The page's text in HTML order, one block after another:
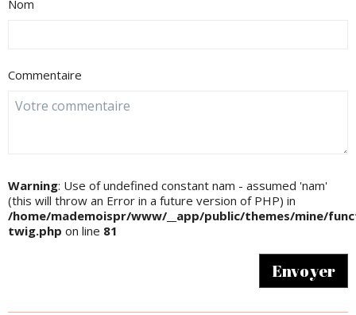
Nom
Commentaire
Warning: Use of undefined constant nam - assumed 'nam'
(this will throw an Error in a future version of PHP) in
/home/mademoispr/www/__app/public/themes/mine/
twig.php on line 81
Envoyer